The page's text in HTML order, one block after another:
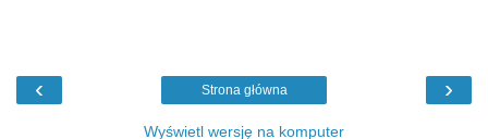
‹ ›
Strona główna
Wyświetl wersję na komputer